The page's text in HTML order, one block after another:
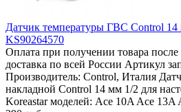
Датчик температуры ГВС Control 14
KS90264570
Оплата при получении товара
доставка по всей России Артикул
Производитель: Control, Италия
накладной Control 14 мм 1/2 для
Koreastar моделей: Ace 10A Ace 13A